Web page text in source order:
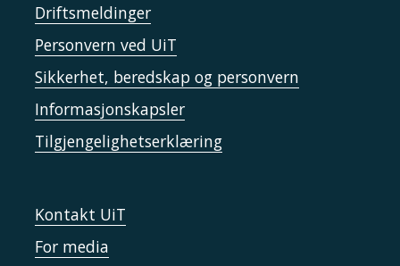
Driftsmeldinger
Personvern ved UiT
Sikkerhet, beredskap og personvern
Informasjonskapsler
Tilgjengelighetserklæring
Kontakt UiT
For media